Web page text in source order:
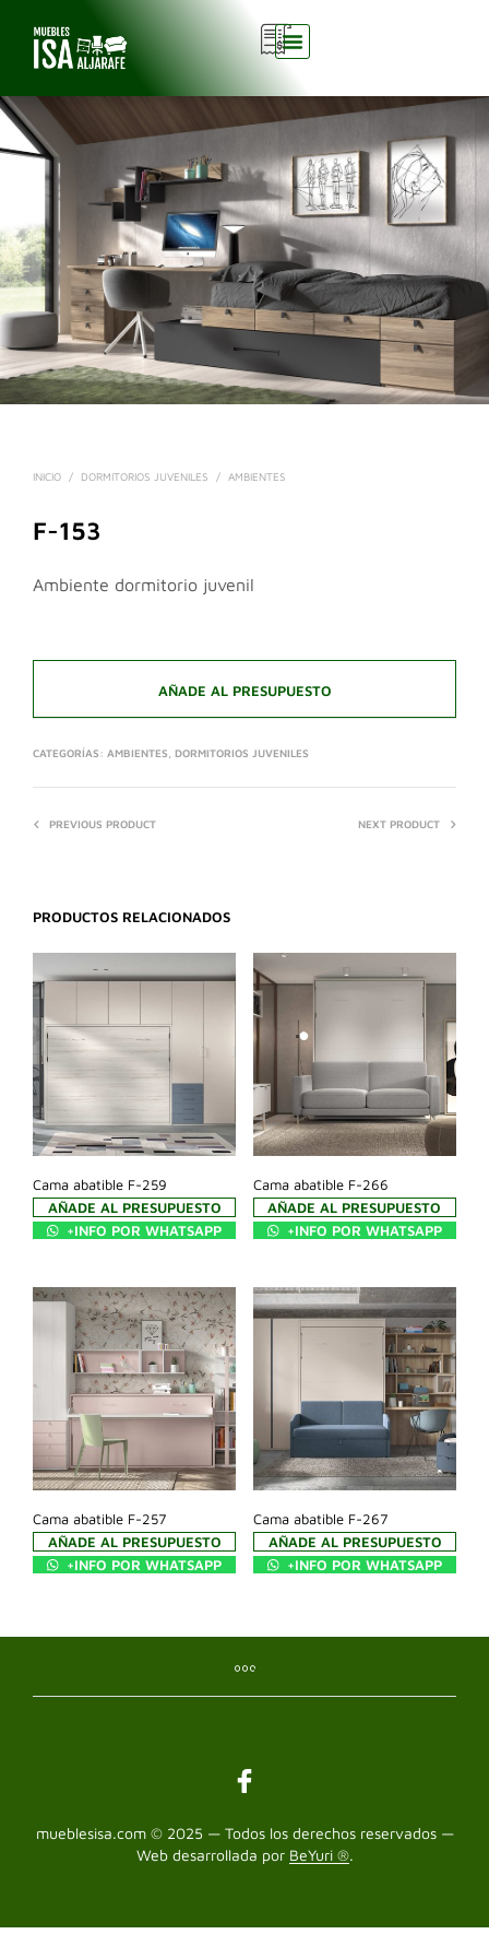
0
INICIO / DORMITORIOS JUVENILES / AMBIENTES
F-153
Ambiente dormitorio juvenil
AÑADE AL PRESUPUESTO
CATEGORÍAS: AMBIENTES DORMITORIOS JUVENILES
PREVIOUS PRODUCT NEXT PRODUCT
PRODUCTOS RELACIONADOS
Cama abatible F-259
AÑADE AL PRESUPUESTO
+INFO POR WHATSAPP
Cama abatible F-266
AÑADE AL PRESUPUESTO
+INFO POR WHATSAPP
Cama abatible F-257
AÑADE AL PRESUPUESTO
+INFO POR WHATSAPP
Cama abatible F-267
AÑADE AL PRESUPUESTO
+INFO POR WHATSAPP
mueblesisa.com © 2025 — Todos los derechos reservados —
Web desarrollada por BeYuri ®.